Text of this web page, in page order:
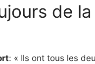
de la
: « Ils ont tous les